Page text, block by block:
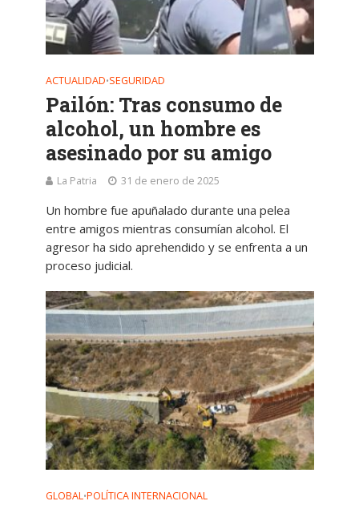
ACTUALIDAD•SEGURIDAD
Pailón: Tras consumo de
alcohol, un hombre es
asesinado por su amigo
La Patria 31 de enero de 2025
Un hombre fue apuñalado durante una pelea
entre amigos mientras consumían alcohol. El
agresor ha sido aprehendido y se enfrenta a un
proceso judicial.
GLOBAL•POLÍTICA INTERNACIONAL